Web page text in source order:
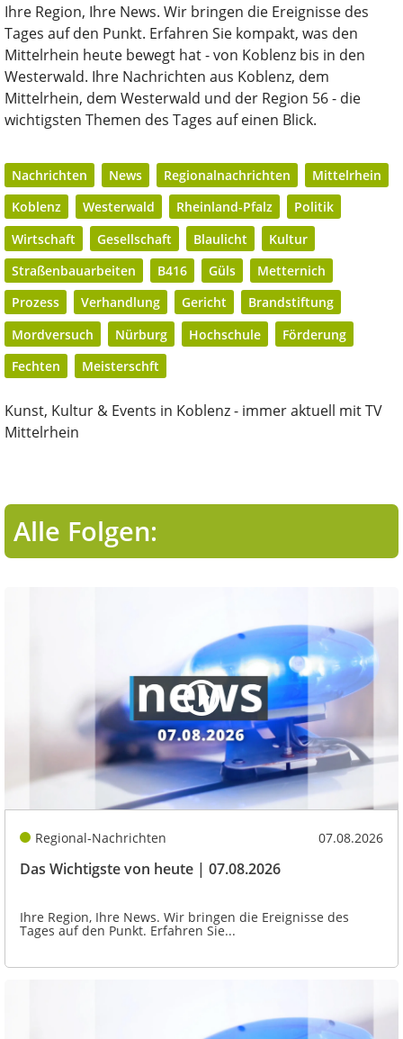
Ihre Region, Ihre News. Wir bringen die Ereignisse des
Tages auf den Punkt. Erfahren Sie kompakt, was den
Mittelrhein heute bewegt hat - von Koblenz bis in den
Westerwald. Ihre Nachrichten aus Koblenz, dem
Mittelrhein, dem Westerwald und der Region 56 - die
wichtigsten Themen des Tages auf einen Blick.
Nachrichten News Regionalnachrichten
Mittelrhein
Koblenz
Westerwald Rheinland-Pfalz
Politik
Wirtschaft
Gesellschaft Blaulicht
Kultur
Straßenbauarbeiten
B416 Güls
Metternich
Prozess
Verhandlung Gericht
Brandstiftung
Mordversuch
Nürburg Hochschule
Förderung
Fechten
Meisterschft
Kunst, Kultur & Events in Koblenz - immer aktuell mit TV
Mittelrhein
Alle Folgen:
Regional-Nachrichten 07.08.2026
Das Wichtigste von heute | 07.08.2026
Ihre Region, Ihre News. Wir bringen die Ereignisse des
Tages auf den Punkt. Erfahren Sie...